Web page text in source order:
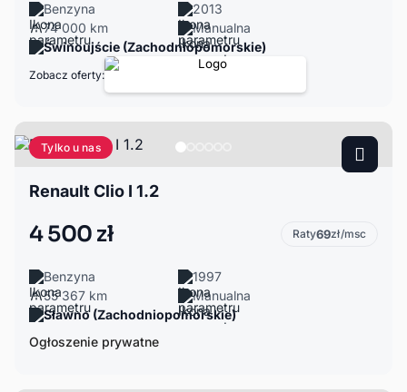
Benzyna
2013
74 000 km
Manualna
Świnoujście (Zachodniopomorskie)
Zobacz oferty:
Tylko u nas
Renault Clio I 1.2
4 500 zł Raty69zł/msc
Benzyna
1997
55 367 km
Manualna
Sławno (Zachodniopomorskie)
Ogłoszenie prywatne